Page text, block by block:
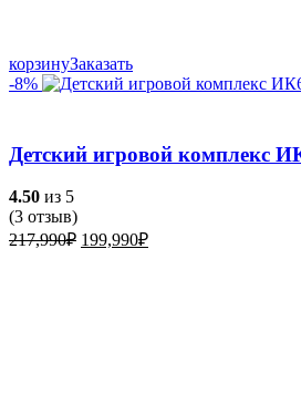
корзинуЗаказать
-8%
Детский игровой комплекс
4.50 из 5
(3 отзыв)
217,990₽ Первоначальная
199,990₽Текущая